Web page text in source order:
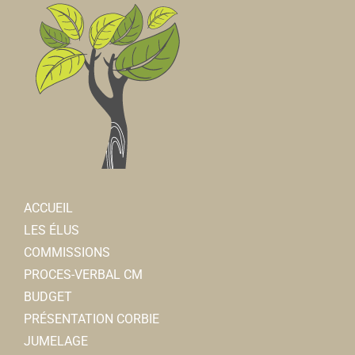
ACCUEIL
LES ÉLUS
COMMISSIONS
PROCES-VERBAL CM
BUDGET
PRÉSENTATION CORBIE
JUMELAGE